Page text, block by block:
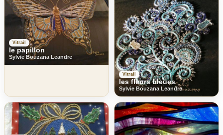
Vitrail
le papillon
Sylvie Bouzana Leandre
Vitrail
les fleurs bleues
Sylvie Bouzana Leandre